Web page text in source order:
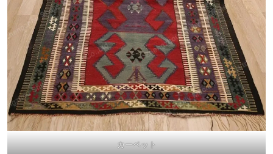
カーペット